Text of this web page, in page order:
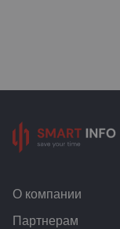
О компании
Партнерам